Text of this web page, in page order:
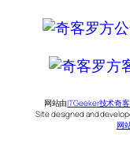
网站由ITGeeker技术奇客
Site designed and
网